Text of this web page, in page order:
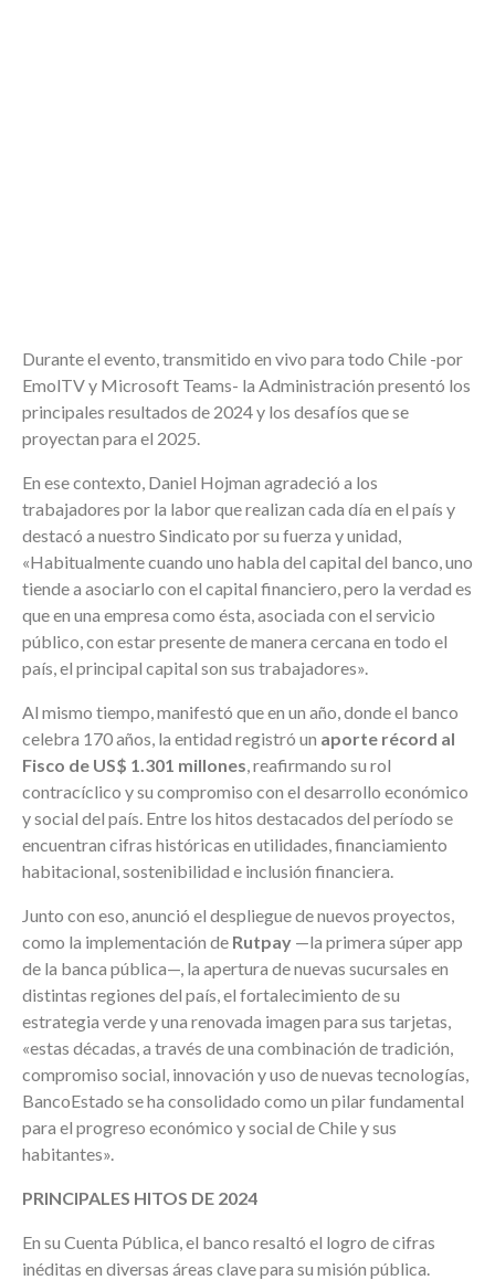
Durante el evento, transmitido en vivo para todo Chile -por
EmolTV y Microsoft Teams- la Administración presentó los
principales resultados de 2024 y los desafíos que se
proyectan para el 2025.
En ese contexto, Daniel Hojman agradeció a los
trabajadores por la labor que realizan cada día en el país y
destacó a nuestro Sindicato por su fuerza y unidad,
«Habitualmente cuando uno habla del capital del banco, uno
tiende a asociarlo con el capital financiero, pero la verdad es
que en una empresa como ésta, asociada con el servicio
público, con estar presente de manera cercana en todo el
país, el principal capital son sus trabajadores».
Al mismo tiempo, manifestó que en un año, donde el banco
celebra 170 años, la entidad registró un aporte récord al
Fisco de US$ 1.301 millones , reafirmando su rol
contracíclico y su compromiso con el desarrollo económico
y social del país. Entre los hitos destacados del período se
encuentran cifras históricas en utilidades, financiamiento
habitacional, sostenibilidad e inclusión financiera.
Junto con eso, anunció el despliegue de nuevos proyectos,
como la implementación de Rutpay —la primera súper app
de la banca pública—, la apertura de nuevas sucursales en
distintas regiones del país, el fortalecimiento de su
estrategia verde y una renovada imagen para sus tarjetas,
«estas décadas, a través de una combinación de tradición,
compromiso social, innovación y uso de nuevas tecnologías,
BancoEstado se ha consolidado como un pilar fundamental
para el progreso económico y social de Chile y sus
habitantes».
PRINCIPALES HITOS DE 2024
En su Cuenta Pública, el banco resaltó el logro de cifras
inéditas en diversas áreas clave para su misión pública.